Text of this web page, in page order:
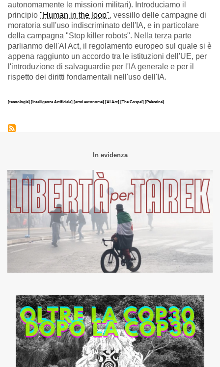
autonomamente le missioni militari). Introduciamo il
principio "Human in the loop", vessillo delle campagne di
moratoria sull'uso indiscriminato dell'IA, e in particolare
della campagna "Stop killer robots". Nella terza parte
parlianmo dell'AI Act, il regolamento europeo sul quale si è
appena raggiunto un accordo tra le istituzioni dell'UE, per
l'introduzione di salvaguardie per l'IA generale e per il
rispetto dei diritti fondamentali nell'uso dell'IA.
[tecnologia] [Intelligenza Artificiale] [armi autonome] [AI Act] [The Gospel] [Palestina]
In evidenza